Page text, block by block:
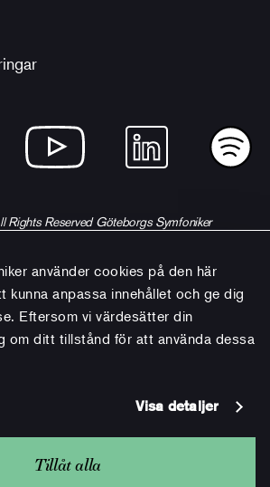
använder cookies på den här
kunna anpassa innehållet och ge dig
Eftersom vi värdesätter din
om ditt tillstånd för att använda dessa
Visa detaljer
Tillåt alla
Rights Reserved Göteborgs Symfoniker